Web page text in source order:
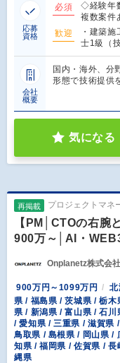
応募
資格
必須
◇経験年
複数案件
歓迎
・建築
士1級（
会社
概要
国内・海外、分
形態で技術提供
気になる
再掲載 プロジェクトマネ
【PM│CTOの右腕
900万～│AI・
Onplanetz株式会社
900万円～1099万円
県 / 福島県 / 茨城県 / 栃木
県 / 新潟県 / 富山県 / 石
/ 愛知県 / 三重県 / 滋賀県
鳥取県 / 島根県 / 岡山県 /
知県 / 福岡県 / 佐賀県 /
縄県